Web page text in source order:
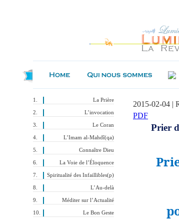
La Prière
L’invocation
Le Coran
L’Imam al-Mahdî(qa)
Connaître Dieu
La Voie de l’Éloquence
Spiritualité des Infaillibles(p)
L’Au-delà
Méditer sur l’Actualité
Le Bon Geste
2015-02-04 |
PDF
Prier